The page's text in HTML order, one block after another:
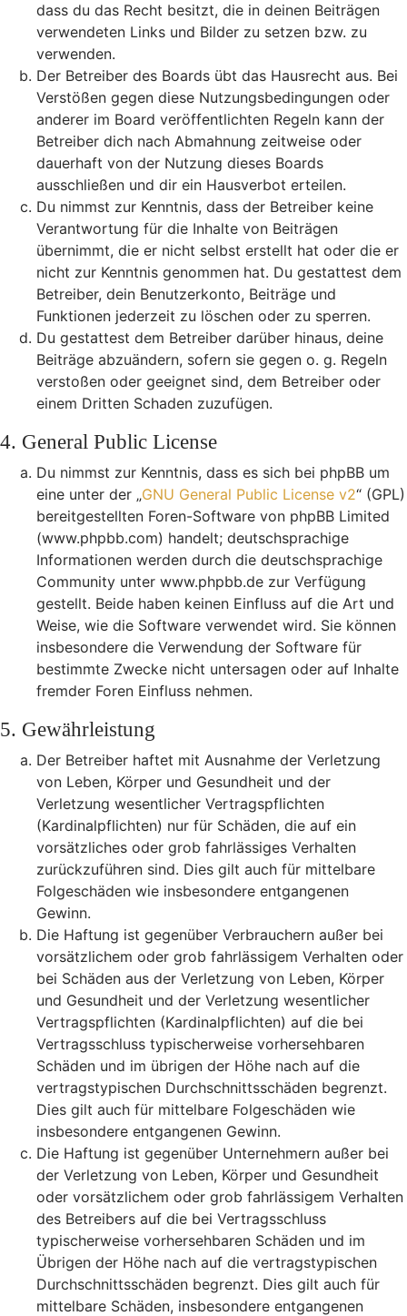
dass du das Recht besitzt, die in deinen Beiträgen
verwendeten Links und Bilder zu setzen bzw. zu
verwenden.
Der Betreiber des Boards übt das Hausrecht aus. Bei
Verstößen gegen diese Nutzungsbedingungen oder
anderer im Board veröffentlichten Regeln kann der
Betreiber dich nach Abmahnung zeitweise oder
dauerhaft von der Nutzung dieses Boards
ausschließen und dir ein Hausverbot erteilen.
Du nimmst zur Kenntnis, dass der Betreiber keine
Verantwortung für die Inhalte von Beiträgen
übernimmt, die er nicht selbst erstellt hat oder die er
nicht zur Kenntnis genommen hat. Du gestattest dem
Betreiber, dein Benutzerkonto, Beiträge und
Funktionen jederzeit zu löschen oder zu sperren.
Du gestattest dem Betreiber darüber hinaus, deine
Beiträge abzuändern, sofern sie gegen o. g. Regeln
verstoßen oder geeignet sind, dem Betreiber oder
einem Dritten Schaden zuzufügen.
4. General Public License
Du nimmst zur Kenntnis, dass es sich bei phpBB um
eine unter der „GNU General Public License v2“ (GPL)
bereitgestellten Foren-Software von phpBB Limited
(www.phpbb.com) handelt; deutschsprachige
Informationen werden durch die deutschsprachige
Community unter www.phpbb.de zur Verfügung
gestellt. Beide haben keinen Einfluss auf die Art und
Weise, wie die Software verwendet wird. Sie können
insbesondere die Verwendung der Software für
bestimmte Zwecke nicht untersagen oder auf Inhalte
fremder Foren Einfluss nehmen.
5. Gewährleistung
Der Betreiber haftet mit Ausnahme der Verletzung
von Leben, Körper und Gesundheit und der
Verletzung wesentlicher Vertragspflichten
(Kardinalpflichten) nur für Schäden, die auf ein
vorsätzliches oder grob fahrlässiges Verhalten
zurückzuführen sind. Dies gilt auch für mittelbare
Folgeschäden wie insbesondere entgangenen
Gewinn.
Die Haftung ist gegenüber Verbrauchern außer bei
vorsätzlichem oder grob fahrlässigem Verhalten oder
bei Schäden aus der Verletzung von Leben, Körper
und Gesundheit und der Verletzung wesentlicher
Vertragspflichten (Kardinalpflichten) auf die bei
Vertragsschluss typischerweise vorhersehbaren
Schäden und im übrigen der Höhe nach auf die
vertragstypischen Durchschnittsschäden begrenzt.
Dies gilt auch für mittelbare Folgeschäden wie
insbesondere entgangenen Gewinn.
Die Haftung ist gegenüber Unternehmern außer bei
der Verletzung von Leben, Körper und Gesundheit
oder vorsätzlichem oder grob fahrlässigem Verhalten
des Betreibers auf die bei Vertragsschluss
typischerweise vorhersehbaren Schäden und im
Übrigen der Höhe nach auf die vertragstypischen
Durchschnittsschäden begrenzt. Dies gilt auch für
mittelbare Schäden, insbesondere entgangenen